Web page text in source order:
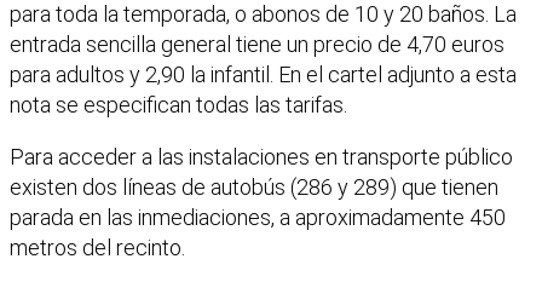
para toda la temporada, o abonos de 10 y 20 baños. La
entrada sencilla general tiene un precio de 4,70 euros
para adultos y 2,90 la infantil. En el cartel adjunto a esta
nota se especifican todas las tarifas.
Para acceder a las instalaciones en transporte público
existen dos líneas de autobús (286 y 289) que tienen
parada en las inmediaciones, a aproximadamente 450
metros del recinto.